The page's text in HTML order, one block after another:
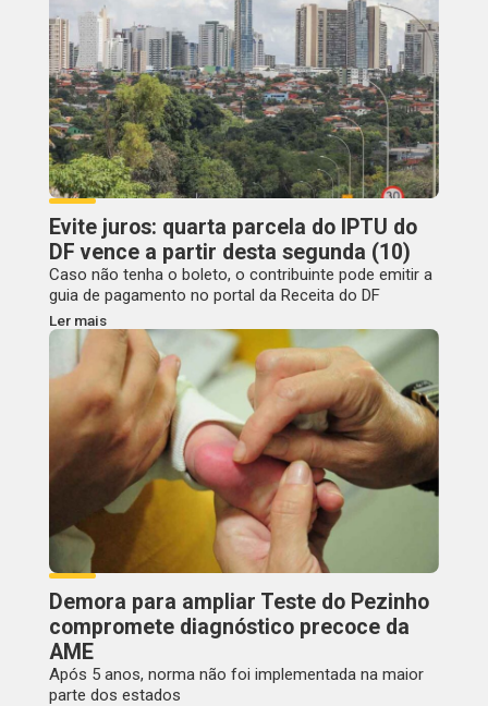
Evite juros: quarta parcela do IPTU do
DF vence a partir desta segunda (10)
Caso não tenha o boleto, o contribuinte pode emitir a
guia de pagamento no portal da Receita do DF
Ler mais
Demora para ampliar Teste do Pezinho
compromete diagnóstico precoce da
AME
Após 5 anos, norma não foi implementada na maior
parte dos estados